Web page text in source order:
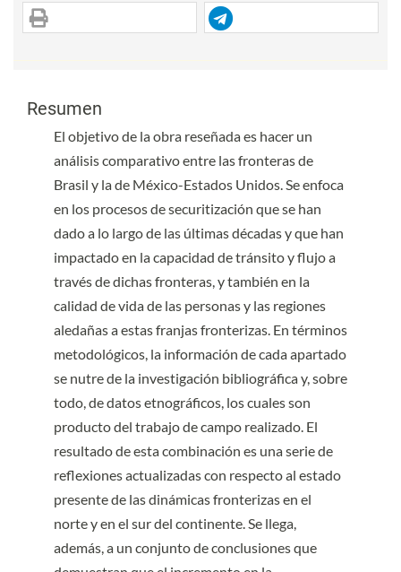
Resumen
El objetivo de la obra reseñada es hacer un
análisis comparativo entre las fronteras de
Brasil y la de México-Estados Unidos. Se enfoca
en los procesos de securitización que se han
dado a lo largo de las últimas décadas y que han
impactado en la capacidad de tránsito y flujo a
través de dichas fronteras, y también en la
calidad de vida de las personas y las regiones
aledañas a estas franjas fronterizas. En términos
metodológicos, la información de cada apartado
se nutre de la investigación bibliográfica y, sobre
todo, de datos etnográficos, los cuales son
producto del trabajo de campo realizado. El
resultado de esta combinación es una serie de
reflexiones actualizadas con respecto al estado
presente de las dinámicas fronterizas en el
norte y en el sur del continente. Se llega,
además, a un conjunto de conclusiones que